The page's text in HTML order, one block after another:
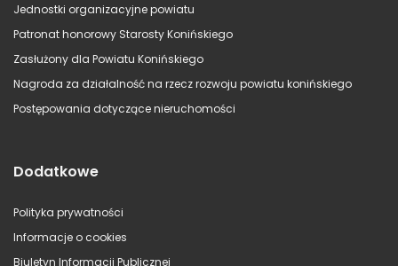
Jednostki organizacyjne powiatu
Patronat honorowy Starosty Konińskiego
Zasłużony dla Powiatu Konińskiego
Nagroda za działalność na rzecz rozwoju powiatu konińskiego
Postępowania dotyczące nieruchomości
Dodatkowe
Polityka prywatności
Informacje o cookies
Biuletyn Informacji Publicznej